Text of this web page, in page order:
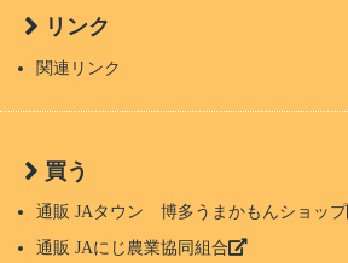
リンク
関連リンク
買う
通販 JAタウン 博多うまかもんショップ
通販 JAにじ農業協同組合